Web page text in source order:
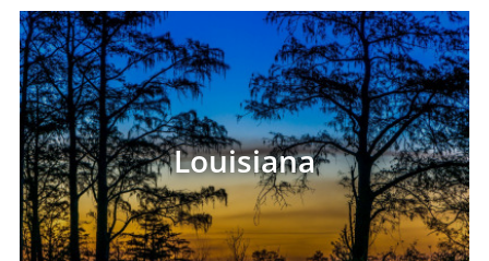
Louisiana